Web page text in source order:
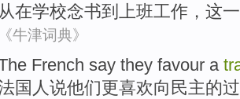
从在学校念书到 上班工作 ， 这
《牛津词典》
French say they favour a
国人说他们更喜欢向 民主的